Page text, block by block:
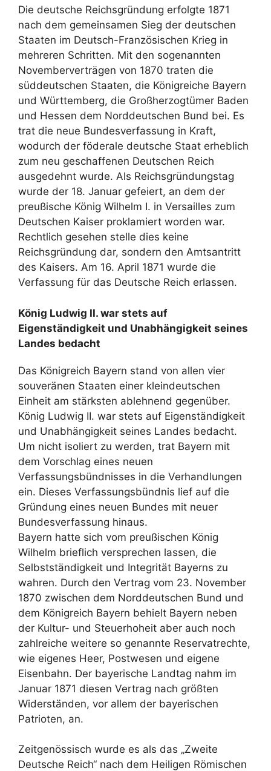
Die deutsche Reichsgründung erfolgte 1871
nach dem gemeinsamen Sieg der deutschen
Staaten im Deutsch-Französischen Krieg in
mehreren Schritten. Mit den sogenannten
Novemberverträgen von 1870 traten die
süddeutschen Staaten, die Königreiche Bayern
und Württemberg, die Großherzogtümer Baden
und Hessen dem Norddeutschen Bund bei. Es
trat die neue Bundesverfassung in Kraft,
wodurch der föderale deutsche Staat erheblich
zum neu geschaffenen Deutschen Reich
ausgedehnt wurde. Als Reichsgründungstag
wurde der 18. Januar gefeiert, an dem der
preußische König Wilhelm I. in Versailles zum
Deutschen Kaiser proklamiert worden war.
Rechtlich gesehen stelle dies keine
Reichsgründung dar, sondern den Amtsantritt
des Kaisers. Am 16. April 1871 wurde die
Verfassung für das Deutsche Reich erlassen.
König Ludwig II. war stets auf
Eigenständigkeit und Unabhängigkeit seines
Landes bedacht
Das Königreich Bayern stand von allen vier
souveränen Staaten einer kleindeutschen
Einheit am stärksten ablehnend gegenüber.
König Ludwig II. war stets auf Eigenständigkeit
und Unabhängigkeit seines Landes bedacht.
Um nicht isoliert zu werden, trat Bayern mit
dem Vorschlag eines neuen
Verfassungsbündnisses in die Verhandlungen
ein. Dieses Verfassungsbündnis lief auf die
Gründung eines neuen Bundes mit neuer
Bundesverfassung hinaus.
Bayern hatte sich vom preußischen König
Wilhelm brieflich versprechen lassen, die
Selbstständigkeit und Integrität Bayerns zu
wahren. Durch den Vertrag vom 23. November
1870 zwischen dem Norddeutschen Bund und
dem Königreich Bayern behielt Bayern neben
der Kultur- und Steuerhoheit aber auch noch
zahlreiche weitere so genannte Reservatrechte,
wie eigenes Heer, Postwesen und eigene
Eisenbahn. Der bayerische Landtag nahm im
Januar 1871 diesen Vertrag nach größten
Widerständen, vor allem der bayerischen
Patrioten, an.
Zeitgenössisch wurde es als das „Zweite
Deutsche Reich“ nach dem Heiligen Römischen